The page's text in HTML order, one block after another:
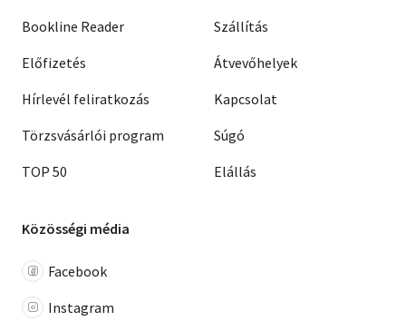
Bookline Reader
Előfizetés
Hírlevél feliratkozás
Törzsvásárlói program
TOP 50
Szállítás
Átvevőhelyek
Kapcsolat
Súgó
Elállás
Közösségi média
Facebook
Instagram